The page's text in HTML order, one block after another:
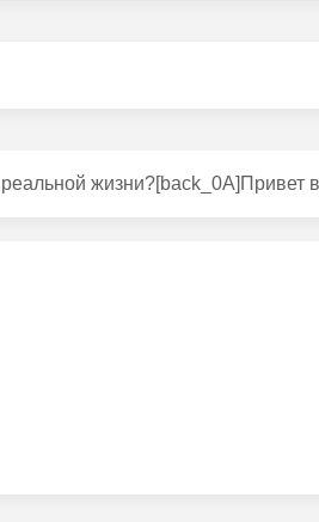
реальной жизни?[back_0A]Привет